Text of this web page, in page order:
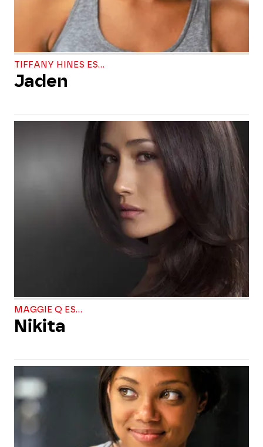
TIFFANY HINES ES...
Jaden
MAGGIE Q ES...
Nikita